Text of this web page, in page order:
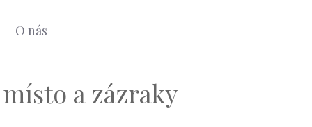
O nás
a zázraky